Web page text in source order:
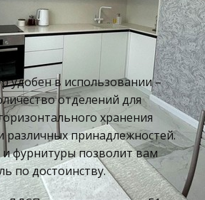
удобен в использовании –
отделений для
хранения
различных принадлежностей.
и фурнитуры позволит вам
по достоинству.